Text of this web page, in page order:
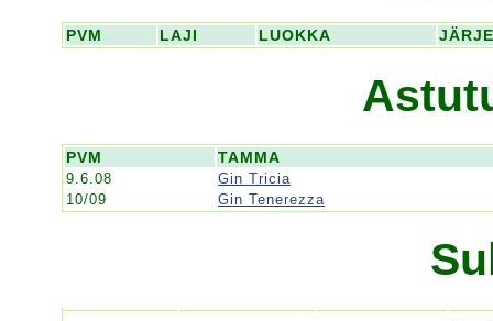
PVM LAJI LUOKKA
PVM TAMMA
9.6.08
Gin Tricia
10/09
Gin Tenerezza